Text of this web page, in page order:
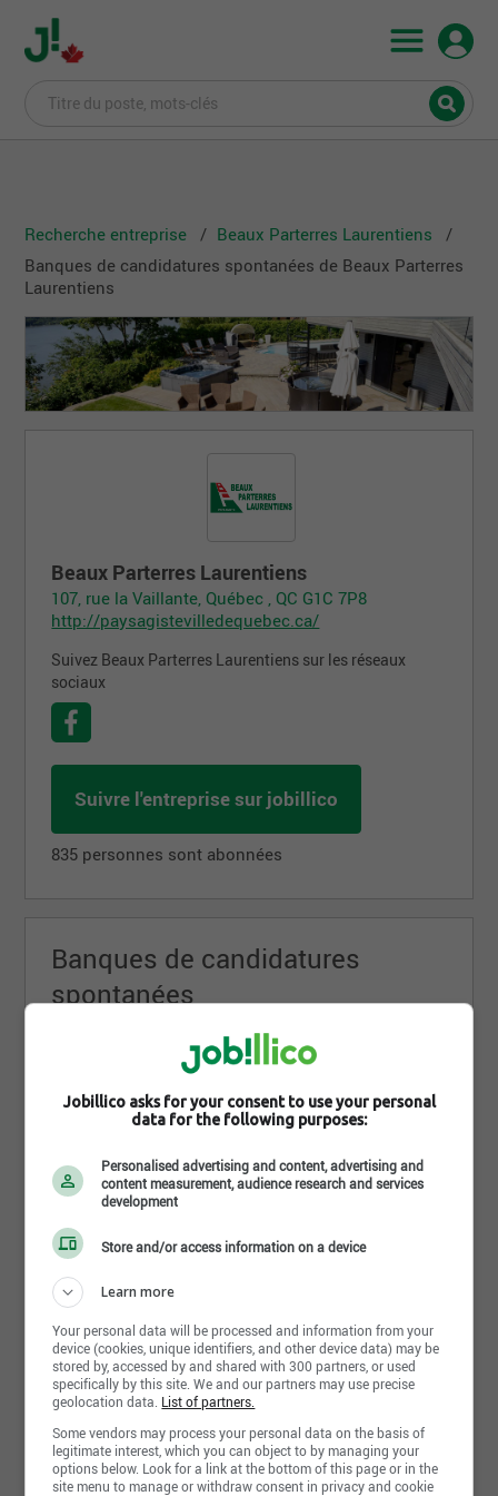
Recherche entreprise
Beaux Parterres Laurentiens
Banques de candidatures spontanées de Beaux Parterres
Laurentiens
Beaux Parterres Laurentiens
107, rue la Vaillante, Québec , QC G1C 7P8
http://paysagistevilledequebec.ca/
Suivez Beaux Parterres Laurentiens sur les réseaux
sociaux
Suivre l'entreprise sur jobillico
835 personnes sont abonnées
Banques de candidatures
spontanées
Paysagiste journalier avec expérience
Québec, QC
Partager cette page
Jobillico asks for your consent to use your personal
data for the following purposes:
Personalised advertising and content, advertising and
content measurement, audience research and services
development
Store and/or access information on a device
Learn more
Your personal data will be processed and information from your
device (cookies, unique identifiers, and other device data) may be
stored by, accessed by and shared with 300 partners, or used
specifically by this site. We and our partners may use precise
geolocation data. List of partners.
Some vendors may process your personal data on the basis of
legitimate interest, which you can object to by managing your
options below. Look for a link at the bottom of this page or in the
site menu to manage or withdraw consent in privacy and cookie